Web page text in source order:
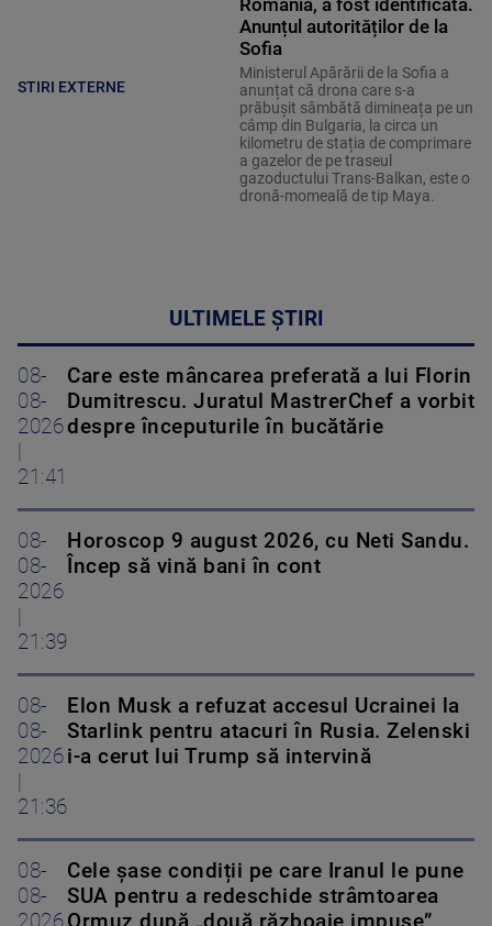
STIRI EXTERNE
Anunțul autorităților de la
Sofia
Ministerul Apărării de la Sofia a
anunțat că drona care s-a
prăbușit sâmbătă dimineața pe un
câmp din Bulgaria, la circa un
kilometru de stația de comprimare
a gazelor de pe traseul
gazoductului Trans-Balkan, este o
dronă-momeală de tip Maya.
ULTIMELE ȘTIRI
08-
08-
2026
21:41
Care este mâncarea preferată a lui Florin
Dumitrescu. Juratul MastrerChef a vorbit
despre începuturile în bucătărie
08-
08-
2026
21:39
Horoscop 9 august 2026, cu Neti Sandu.
Încep să vină bani în cont
08-
08-
2026
21:36
Elon Musk a refuzat accesul Ucrainei la
Starlink pentru atacuri în Rusia. Zelenski
i-a cerut lui Trump să intervină
08-
08-
Cele șase condiții pe care Iranul le pune
SUA pentru a redeschide strâmtoarea